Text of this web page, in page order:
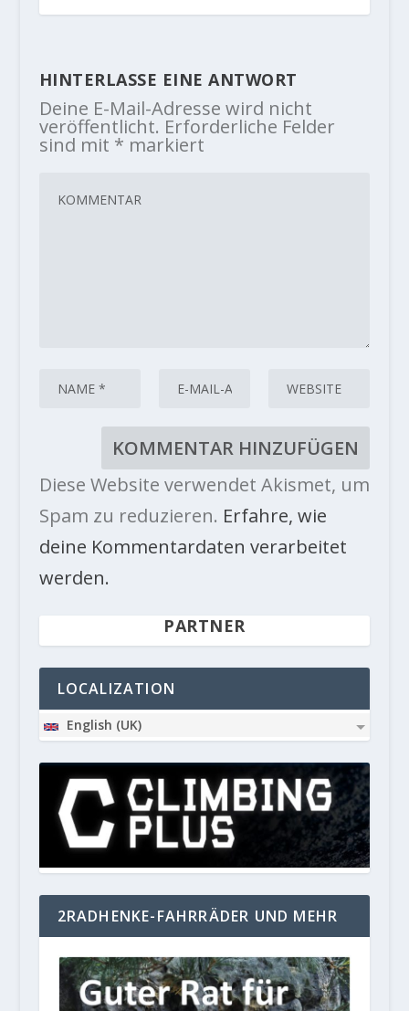
HINTERLASSE EINE ANTWORT
Deine E-Mail-Adresse wird nicht
veröffentlicht. Erforderliche Felder
sind mit * markiert
Diese Website verwendet Akismet, um
Spam zu reduzieren. Erfahre, wie
deine Kommentardaten verarbeitet
werden.
PARTNER
LOCALIZATION
English (UK)
2RADHENKE-FAHRRÄDER UND MEHR